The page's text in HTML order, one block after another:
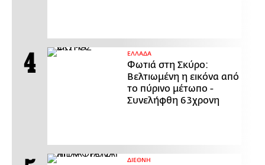
ΕΛΛΑΔΑ
Φωτιά στη Σκύρο:
Βελτιωμένη η εικόνα από
το πύρινο μέτωπο -
Συνελήφθη 63χρονη
ΔΙΕΘΝΗ